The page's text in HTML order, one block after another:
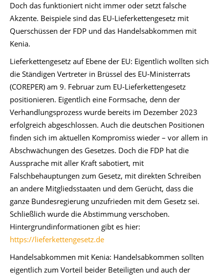
Doch das funktioniert nicht immer oder setzt falsche
Akzente. Beispiele sind das EU-Lieferkettengesetz mit
Querschüssen der FDP und das Handelsabkommen mit
Kenia.
Lieferkettengesetz auf Ebene der EU: Eigentlich wollten sich
die Ständigen Vertreter in Brüssel des EU-Ministerrats
(COREPER) am 9. Februar zum EU-Lieferkettengesetz
positionieren. Eigentlich eine Formsache, denn der
Verhandlungsprozess wurde bereits im Dezember 2023
erfolgreich abgeschlossen. Auch die deutschen Positionen
finden sich im aktuellen Kompromiss wieder – vor allem in
Abschwächungen des Gesetzes. Doch die FDP hat die
Aussprache mit aller Kraft sabotiert, mit
Falschbehauptungen zum Gesetz, mit direkten Schreiben
an andere Mitgliedsstaaten und dem Gerücht, dass die
ganze Bundesregierung unzufrieden mit dem Gesetz sei.
Schließlich wurde die Abstimmung verschoben.
Hintergrundinformationen gibt es hier:
https://lieferkettengesetz.de
Handelsabkommen mit Kenia: Handelsabkommen sollten
eigentlich zum Vorteil beider Beteiligten und auch der